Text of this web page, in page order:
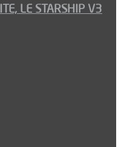
LE STARSHIP V3